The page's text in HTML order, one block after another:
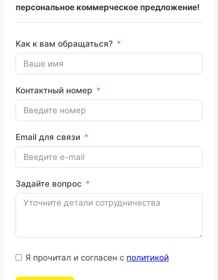
персональное коммерческое предложение!
Как к вам обращаться?
Контактный номер
Email для связи
Задайте вопрос
Я прочитал и согласен с политикой